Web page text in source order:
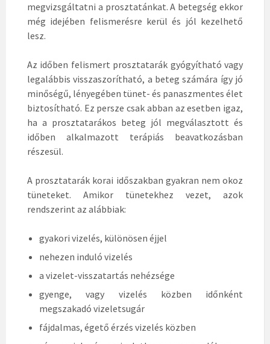
megvizsgáltatni a prosztatánkat. A betegség ekkor
még idejében felismerésre kerül és jól kezelhető
lesz.
Az időben felismert prosztatarák gyógyítható vagy
legalábbis visszaszorítható, a beteg számára így jó
minőségű, lényegében tünet- és panaszmentes élet
biztosítható. Ez persze csak abban az esetben igaz,
ha a prosztatarákos beteg jól megválasztott és
időben alkalmazott terápiás beavatkozásban
részesül.
A prosztatarák korai időszakban gyakran nem okoz
tüneteket. Amikor tünetekhez vezet, azok
rendszerint az alábbiak:
gyakori vizelés, különösen éjjel
nehezen induló vizelés
a vizelet-visszatartás nehézsége
gyenge, vagy vizelés közben időnként
megszakadó vizeletsugár
fájdalmas, égető érzés vizelés közben